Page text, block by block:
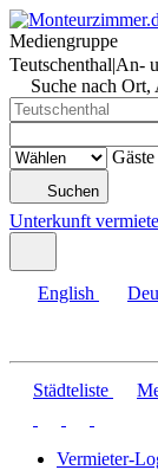
Mediengruppe
Teutschenthal|An-
Suche nach
Gäste
Suchen
Unterkunft
English
Städteliste
Vermieter-